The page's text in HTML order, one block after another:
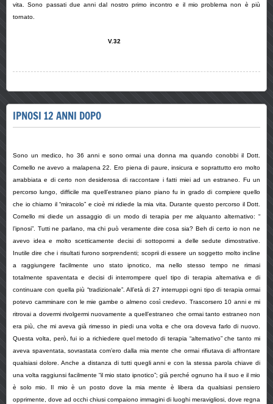
vita. Sono passati due anni dal nostro primo incontro e il mio problema non è più
tornato.
V.32
IPNOSI 12 ANNI DOPO
Sono un medico, ho 36 anni e sono ormai una donna ma quando conobbi il Dott.
Comello ne avevo a malapena 22. Ero piena di paure, insicura e soprattutto ero molto
arrabbiata e di certo non desiderosa di raccontare i fatti miei ad un estraneo. Fu un
percorso lungo, difficile ma quell’estraneo piano piano fu in grado di compiere quello
che io chiamo il “miracolo” e cioè mi ridiede la mia vita. Durante questo percorso il Dott.
Comello mi diede un assaggio di un modo di terapia per me alquanto alternativo: “
l’ipnosi”. Tutti ne parlano, ma chi può veramente dire cosa sia? Beh di certo io non ne
avevo idea e molto scetticamente decisi di sottopormi a delle sedute dimostrative.
Inutile dire che i risultati furono sorprendenti; scoprii di essere un soggetto molto incline
a raggiungere facilmente uno stato ipnotico, ma nello stesso tempo ne rimasi
totalmente spaventata e decisi di interrompere quel tipo di terapia alternativa e di
continuare con quella più “tradizionale”. All’età di 27 interruppi ogni tipo di terapia ormai
potevo camminare con le mie gambe o almeno così credevo. Trascorsero 10 anni e mi
ritrovai a dovermi rivolgermi nuovamente a quell’estraneo che ormai tanto estraneo non
era più, che mi aveva già rimesso in piedi una volta e che ora doveva farlo di nuovo.
Questa volta, però, fui io a richiedere quel metodo di terapia “alternativo” che tanto mi
aveva spaventata, sovrastata com’ero dalla mia mente che ormai rifiutava di affrontare
qualsiasi dolore. Anche a distanza di tutti quegli anni e con la stessa parola chiave di
una volta raggiunsi facilmente “il mio stato ipnotico”; già perché ognuno ha il suo e il mio
è solo mio. Il mio è un posto dove la mia mente è libera da qualsiasi pensiero
opprimente, dove ad occhi chiusi compaiono immagini di luoghi meravigliosi, dove regna